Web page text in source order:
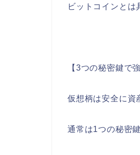
ビットコインとは
【3つの秘密鍵で
仮想柄は安全に資
通常は1つの秘密